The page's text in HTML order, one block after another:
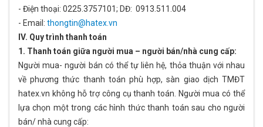
- Điện thoại: 0225.3757101; DĐ: 0913.511.004
- Email: thongtin@hatex.vn
IV. Quy trình thanh toán
1. Thanh toán giữa người mua – người bán/nhà cung cấp:
Người mua- người bán có thể tự liên hệ, thỏa thuận với nhau
về phương thức thanh toán phù hợp, sàn giao dịch TMĐT
hatex.vn không hỗ trợ công cụ thanh toán. Người mua có thể
lựa chọn một trong các hình thức thanh toán sau cho người
bán/ nhà cung cấp: